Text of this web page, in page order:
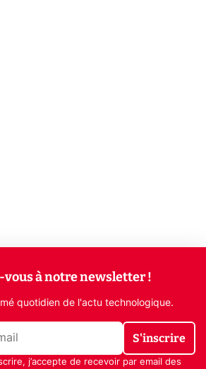
à notre newsletter !
quotidien de l'actu technologique.
S'inscrire
j’accepte de recevoir par email des